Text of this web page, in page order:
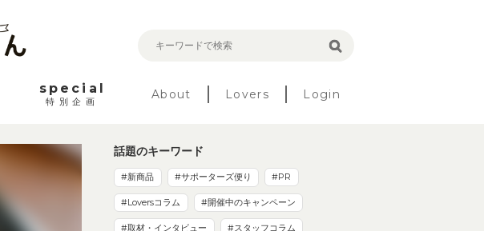
special
特別企画 About Lovers Login
話題のキーワード
#新商品 #サポーターズ便り #PR
#Loversコラム #開催中のキャンペーン
#取材・インタビュー #スタッフコラム